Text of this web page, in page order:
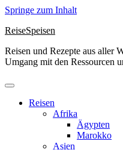
Springe zum Inhalt
ReiseSpeisen
Reisen und Rezepte aus aller
Umgang mit den Ressourcen
Reisen
Afrika
Ägypten
Marokko
Asien